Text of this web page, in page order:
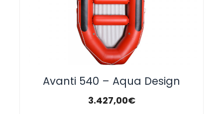
Avanti 540 – Aqua Design
3.427,00€